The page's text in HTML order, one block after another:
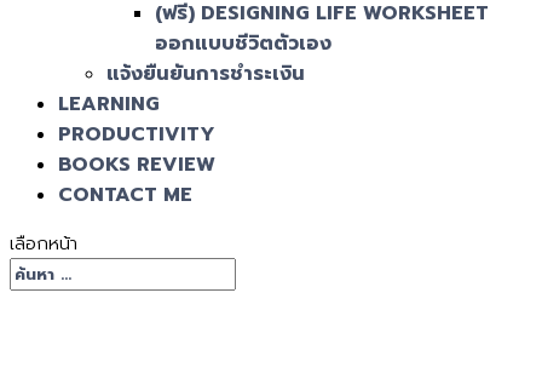
(ฟรี) DESIGNING LIFE WORKSHEET
ออกแบบชีวิตตัวเอง
แจ้งยืนยันการชำระเงิน
LEARNING
PRODUCTIVITY
BOOKS REVIEW
CONTACT ME
เลือกหน้า